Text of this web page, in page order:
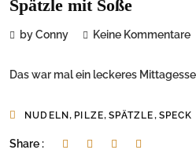
Spätzle mit Soße
by Conny Keine Kommentare
Das war mal ein leckeres
NUDELN, PILZE,SPÄTZLE, SPECK
Share :